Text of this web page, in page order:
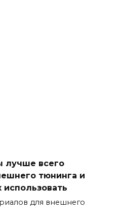
лучше всего
тюнинга и
использовать
для внешнего